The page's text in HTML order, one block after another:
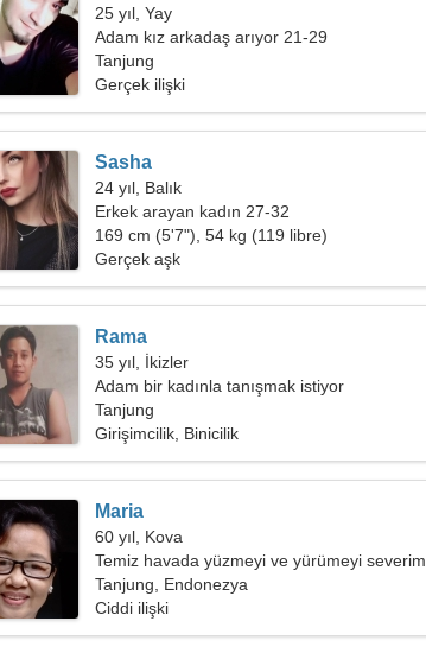
25 yıl, Yay
Adam kız arkadaş arıyor 21-29
Tanjung
Gerçek ilişki
Sasha
24 yıl, Balık
Erkek arayan kadın 27-32
169 cm (5'7"), 54 kg (119 libre)
Gerçek aşk
Rama
35 yıl, İkizler
Adam bir kadınla tanışmak istiyor
Tanjung
Girişimcilik, Binicilik
Maria
60 yıl, Kova
Temiz havada yüzmeyi ve yürümeyi severim
Tanjung, Endonezya
Ciddi ilişki